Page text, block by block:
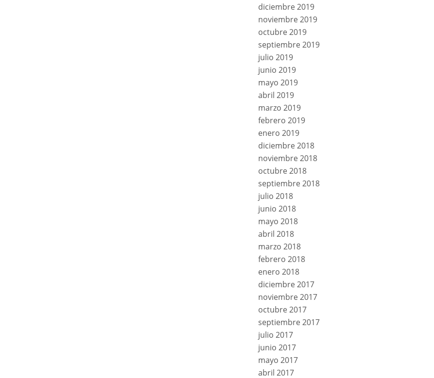
diciembre 2019
noviembre 2019
octubre 2019
septiembre 2019
julio 2019
junio 2019
mayo 2019
abril 2019
marzo 2019
febrero 2019
enero 2019
diciembre 2018
noviembre 2018
octubre 2018
septiembre 2018
julio 2018
junio 2018
mayo 2018
abril 2018
marzo 2018
febrero 2018
enero 2018
diciembre 2017
noviembre 2017
octubre 2017
septiembre 2017
julio 2017
junio 2017
mayo 2017
abril 2017